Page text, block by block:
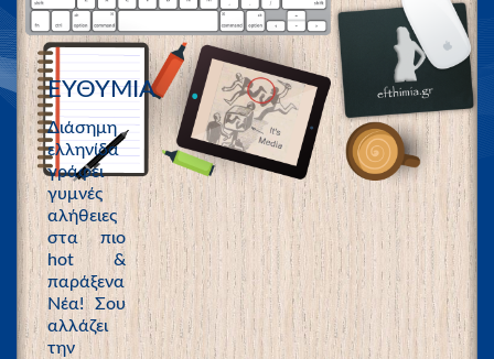
ΕΥΘΥΜΙΑ
Διάσημη
ελληνίδα
γράφει
γυμνές
αλήθειες
στα πιο
hot &
παράξενα
Νέα! Σου
αλλάζει
την